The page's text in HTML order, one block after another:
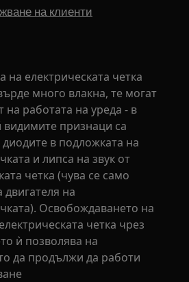
на клиенти
на електрическата четка
много влакна, те могат
на работата на уреда - в
видимите признаци са
диодите в подложката на
и липса на звук от
четка (чува се само
двигателя на
Освобождаването на
четка чрез
ѝ позволява на
да продължи да работи